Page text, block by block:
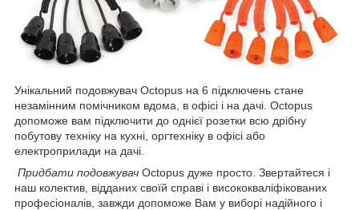
Унікальний подовжувач Octopus на 6 підключень стане
незамінним помічником вдома, в офісі і на дачі. Octopus
допоможе вам підключити до однієї розетки всю дрібну
побутову техніку на кухні, оргтехніку в офісі або
електроприлади на дачі.
Придбати подовжувач Octopus дуже просто. Звертайтеся і
наш колектив, відданих своїй справі і висококваліфікованих
професіоналів, завжди допоможе Вам у виборі надійного і